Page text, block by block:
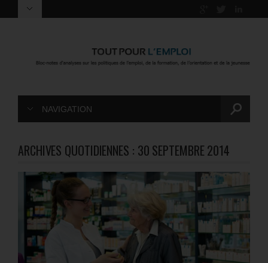
NAVIGATION
ARCHIVES QUOTIDIENNES : 30 SEPTEMBRE 2014